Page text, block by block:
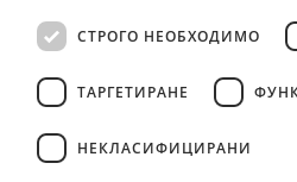
Университети:3Специалности: 3
професии
СТРОГО НЕОБХОДИМО
ТАРГЕТИРАНЕ
НЕКЛАСИФИЦИРАНИ